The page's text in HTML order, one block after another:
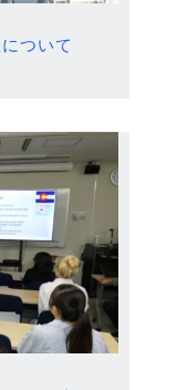
ついて